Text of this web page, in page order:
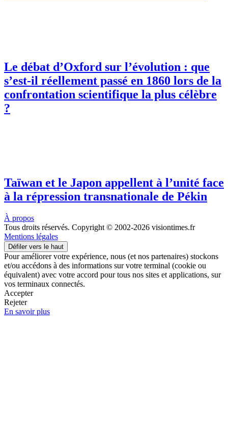
Le débat d’Oxford sur l’évolution : que
s’est-il réellement passé en 1860 lors de la
confrontation scientifique la plus célèbre
?
Taïwan et le Japon appellent à l’unité face
à la répression transnationale de Pékin
À propos
Tous droits réservés. Copyright © 2002-2026 visiontimes.fr
Mentions légales
Défiler vers le haut
Pour améliorer votre expérience, nous (et nos partenaires) stockons
et/ou accédons à des informations sur votre terminal (cookie ou
équivalent) avec votre accord pour tous nos sites et applications, sur
vos terminaux connectés.
Accepter
Rejeter
En savoir plus